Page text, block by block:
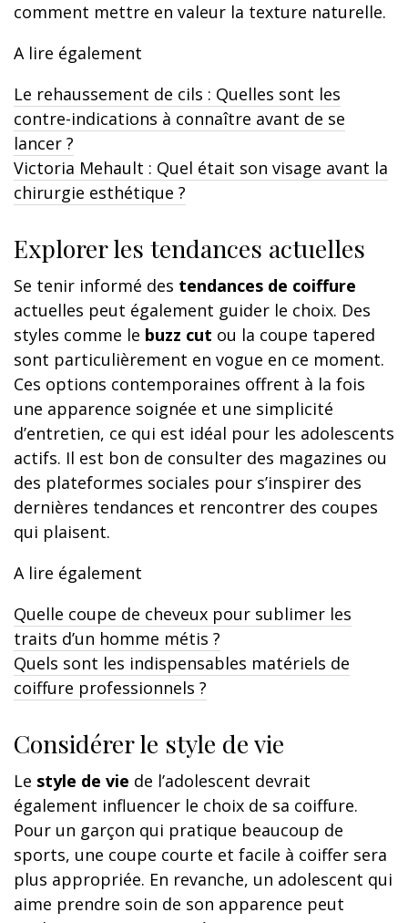
comment mettre en valeur la texture naturelle.
A lire également
Le rehaussement de cils : Quelles sont les
contre-indications à connaître avant de se
lancer ?
Victoria Mehault : Quel était son visage avant la
chirurgie esthétique ?
Explorer les tendances actuelles
Se tenir informé des tendances de coiffure
actuelles peut également guider le choix. Des
styles comme le buzz cut ou la coupe tapered
sont particulièrement en vogue en ce moment.
Ces options contemporaines offrent à la fois
une apparence soignée et une simplicité
d’entretien, ce qui est idéal pour les adolescents
actifs. Il est bon de consulter des magazines ou
des plateformes sociales pour s’inspirer des
dernières tendances et rencontrer des coupes
qui plaisent.
A lire également
Quelle coupe de cheveux pour sublimer les
traits d’un homme métis ?
Quels sont les indispensables matériels de
coiffure professionnels ?
Considérer le style de vie
Le style de vie de l’adolescent devrait
également influencer le choix de sa coiffure.
Pour un garçon qui pratique beaucoup de
sports, une coupe courte et facile à coiffer sera
plus appropriée. En revanche, un adolescent qui
aime prendre soin de son apparence peut